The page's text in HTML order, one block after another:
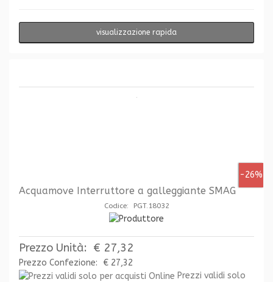
visualizzazione rapida
-26%
Acquamove Interruttore a galleggiante SMAG
Codice: PGT.18032
Prezzo Unità: € 27,32
Prezzo Confezione:
€ 27,32
Prezzi validi solo